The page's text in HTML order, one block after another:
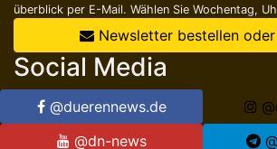
überblick per E-Mail. Wählen Sie Wochentag,
Newsletter bestellen oder
Social Media
@duerennews.de
@dn-news